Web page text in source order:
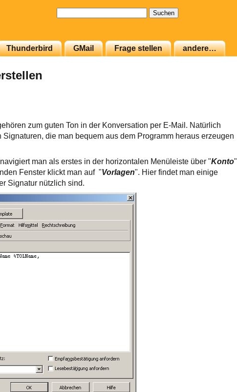
Thunderbird GMail Frage stellen andere…
zum guten Ton in der Konversation per E-Mail. Natürlich
die man bequem aus dem Programm heraus erzeugen
man als erstes in der horizontalen Menüleiste über "Konto"
Fenster klickt man auf "Vorlagen". Hier findet man einige
Signatur nützlich sind.